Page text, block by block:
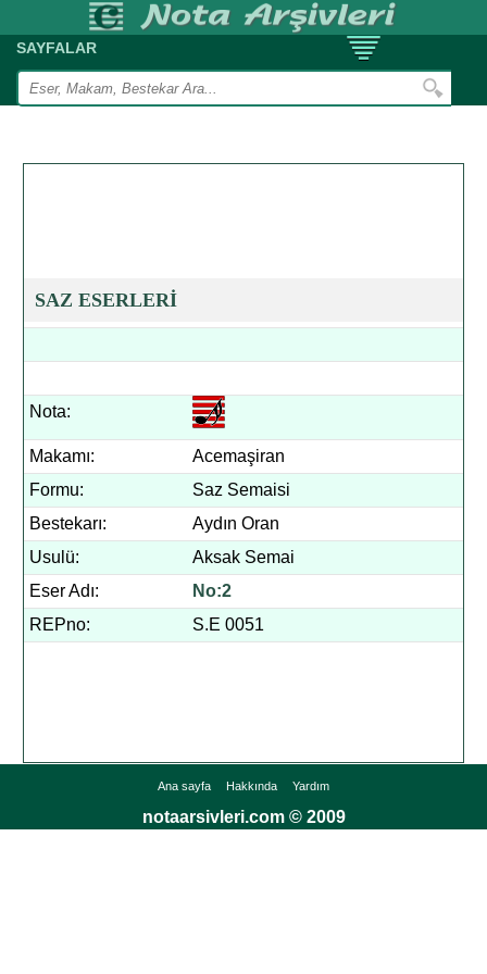
SAYFALAR
SAZ ESERLERİ
Nota:
Makamı:
Acemaşiran
Formu:
Saz Semaisi
Bestekarı:
Aydın Oran
Usulü:
Aksak Semai
Eser Adı:
No:2
REPno:
S.E 0051
Ana sayfa Hakkında Yardım
notaarsivleri.com © 2009